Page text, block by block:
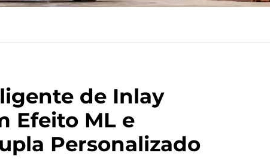
de Inlay
Efeito ML e
Personalizado